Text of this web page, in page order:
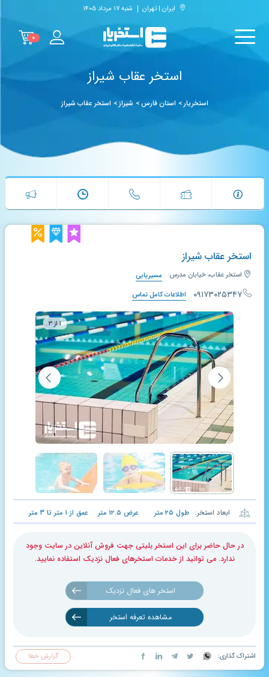
ایران | تهران شنبه ۱۷ مرداد ۱۴۰۵
۰
استخر عقاب شیراز
استخریار> استان فارس> شیراز> استخر عقاب شیراز
استخر عقاب شیراز
استخر عقاب، خیابان مدرس مسیریابی
۰۹۱۷۳۰۲۵۳۴۷ اطلاعات کامل تماس
۱ از ۳
ابعاد استخر: طول ۲۵متر عرض ۱۲.۵ متر عمق از ۱ متر تا۳ متر
در حال حاضر برای این استخر بلیتی جهت فروش آنلاین در سایت وجود
ندارد. می توانید از خدمات استخرهای فعال نزدیک استفاده نمایید.
استخر های فعال نزدیک
مشاهده تعرفه استخر
اشتراک گذاری: گزارش خطا